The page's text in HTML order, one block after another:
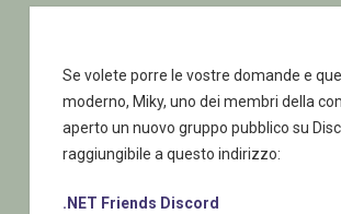
Se volete porre le vostre domande e
moderno, Miky, uno dei membri della
aperto un nuovo gruppo pubblico su
raggiungibile a questo indirizzo:
.NET Friends Discord